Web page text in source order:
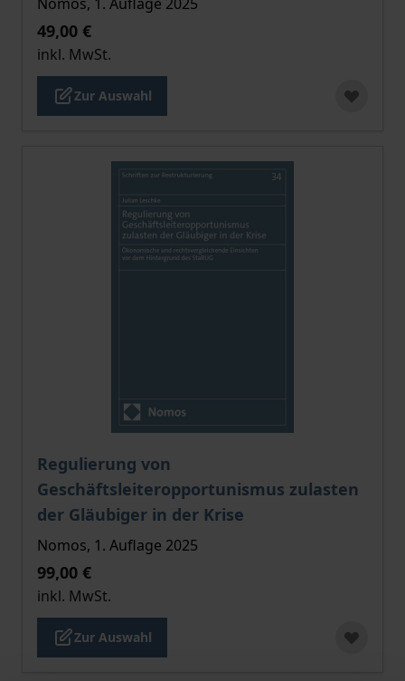
49,00 €
inkl. MwSt.
Zur Auswahl
Regulierung von
Geschäftsleiteropportunismus zulasten
der Gläubiger in der Krise
Der Preis dieses Titels richtet sich nach der
Nomos, 1. Auflage 2025
99,00 €
inkl. MwSt.
Zur Auswahl